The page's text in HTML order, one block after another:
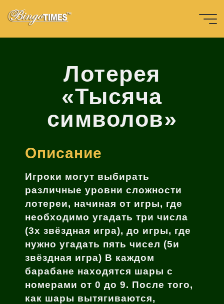
содержимому
天下數位科
技股份有限
公司
Ло
отерея«Ты
ысяча
а
Лотерея
«Тысяча
символов»
Описание
Игроки могут выбирать
различные уровни сложности
лотереи, начиная от игры, где
необходимо угадать три числа
(3х звёздная игра), до игры, где
нужно угадать пять чисел (5и
звёздная игра) В каждом
барабане находятся шары с
номерами от 0 до 9. После того,
как шары вытягиваются,